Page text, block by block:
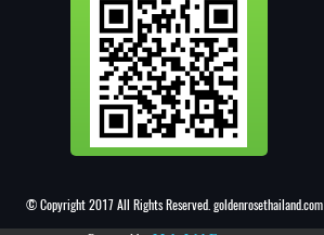
© Copyright 2017 All Rights Reserved. goldenrosethailand.com